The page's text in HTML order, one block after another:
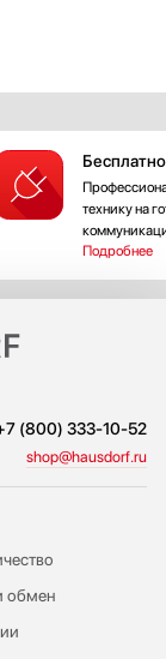
технику на
Подробнее
(800) 333-10-52
shop@hausdorf.ru
обмен